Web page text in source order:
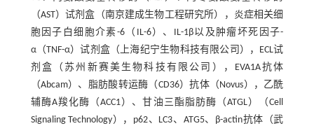
（AST）试剂盒（南京建成生物工程研究所），炎症相关细
胞因子白细胞介素-6（IL-6）、IL-1β以及肿瘤坏死因子-
α（TNF-α）试剂盒（上海纪宁生物科技有限公司），ECL试
剂盒（苏州新赛美生物科技有限公司），EVA1A抗体
（Abcam）、脂肪酸转运酶（CD36）抗体（Novus），乙酰
辅酶A羧化酶（ACC1）、甘油三酯脂肪酶（ATGL）（Cell
Signaling Technology），p62、LC3、ATG5、β-actin抗体（武